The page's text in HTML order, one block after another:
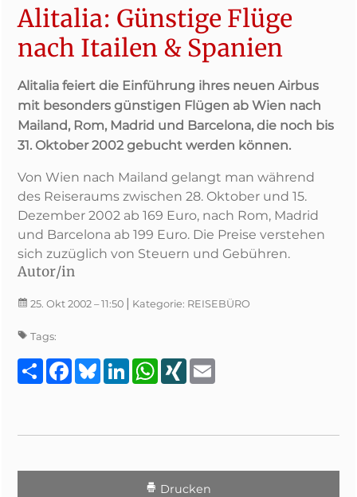
Alitalia: Günstige Flüge
nach Itailen & Spanien
Alitalia feiert die Einführung ihres neuen Airbus
mit besonders günstigen Flügen ab Wien nach
Mailand, Rom, Madrid und Barcelona, die noch bis
31. Oktober 2002 gebucht werden können.
Von Wien nach Mailand gelangt man während
des Reiseraums zwischen 28. Oktober und 15.
Dezember 2002 ab 169 Euro, nach Rom, Madrid
und Barcelona ab 199 Euro. Die Preise verstehen
sich zuzüglich von Steuern und Gebühren.
Autor/in
25. Okt 2002 – 11:50 | Kategorie: REISEBÜRO
Tags:
TeilenFacebook
BlueskyLinkedInWhatsApp
XING
Drucken